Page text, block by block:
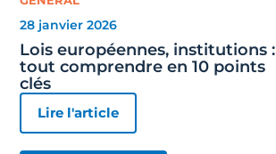
28 janvier 2026
Lois européennes, institutions :
tout comprendre en 10 points
clés
Lire l'article